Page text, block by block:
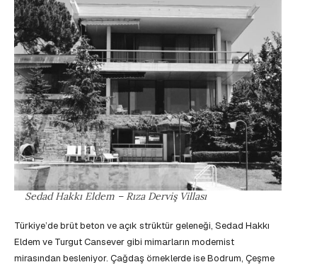
Sedad Hakkı Eldem – Rıza Derviş Villası
Türkiye’de brüt beton ve açık strüktür geleneği, Sedad Hakkı
Eldem ve Turgut Cansever gibi mimarların modernist
mirasından besleniyor. Çağdaş örneklerde ise Bodrum, Çeşme